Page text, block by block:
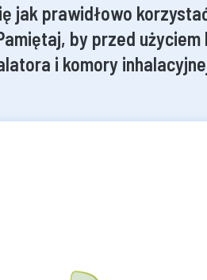
jak prawidłowo
by przed użyciem
i komory